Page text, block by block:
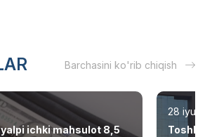
Barchasini ko'rib chiqish
yalpi ichki mahsulot 8,5
28 iyul